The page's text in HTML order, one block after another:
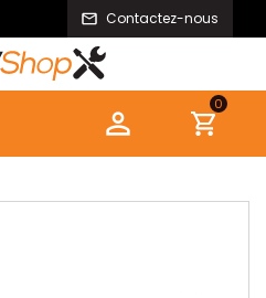
Contactez-nous

0